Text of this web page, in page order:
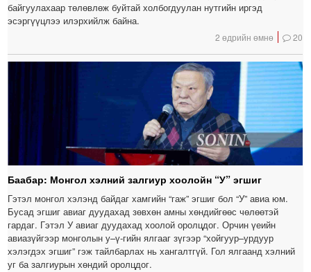
байгуулахаар төлөвлөж буйтай холбогдуулан нутгийн иргэд
эсэргүүцлээ илэрхийлж байна.
2 өдрийн өмнө 20
Баабар: Монгол хэлний залгиур хоолойн “У” эгшиг
Гэтэл монгол хэлэнд байдаг хамгийн “гаж” эгшиг бол “У” авиа юм.
Бусад эгшиг авиаг дуудахад зөвхөн амны хөндийгөөс чөлөөтэй
гардаг. Гэтэл У авиаг дуудахад хоолой оролцдог. Орчин үеийн
авиазүйгээр монголын у–ү-гийн ялгааг зүгээр “хойгуур–урдуур
хэлэгдэх эгшиг” гэж тайлбарлах нь хангалтгүй. Гол ялгаанд хэлний
уг ба залгиурын хөндий оролцдог.